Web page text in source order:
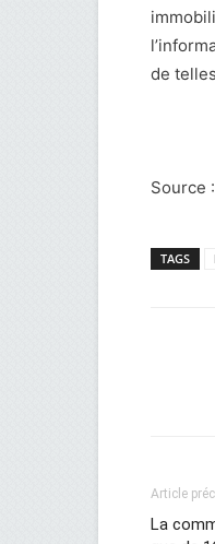
de
Source
TAGS
Article
La